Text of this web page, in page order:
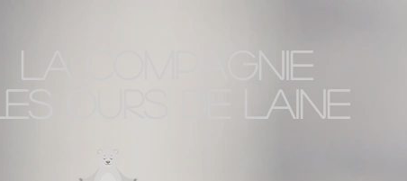
La Compagnie
les Ours de Laine